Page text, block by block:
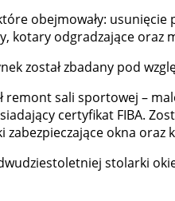
obejmowały:
kotary odgradzające oraz
został zbadany pod
remont sali sportowej –
certyfikat FIBA.
okna oraz
stolarki